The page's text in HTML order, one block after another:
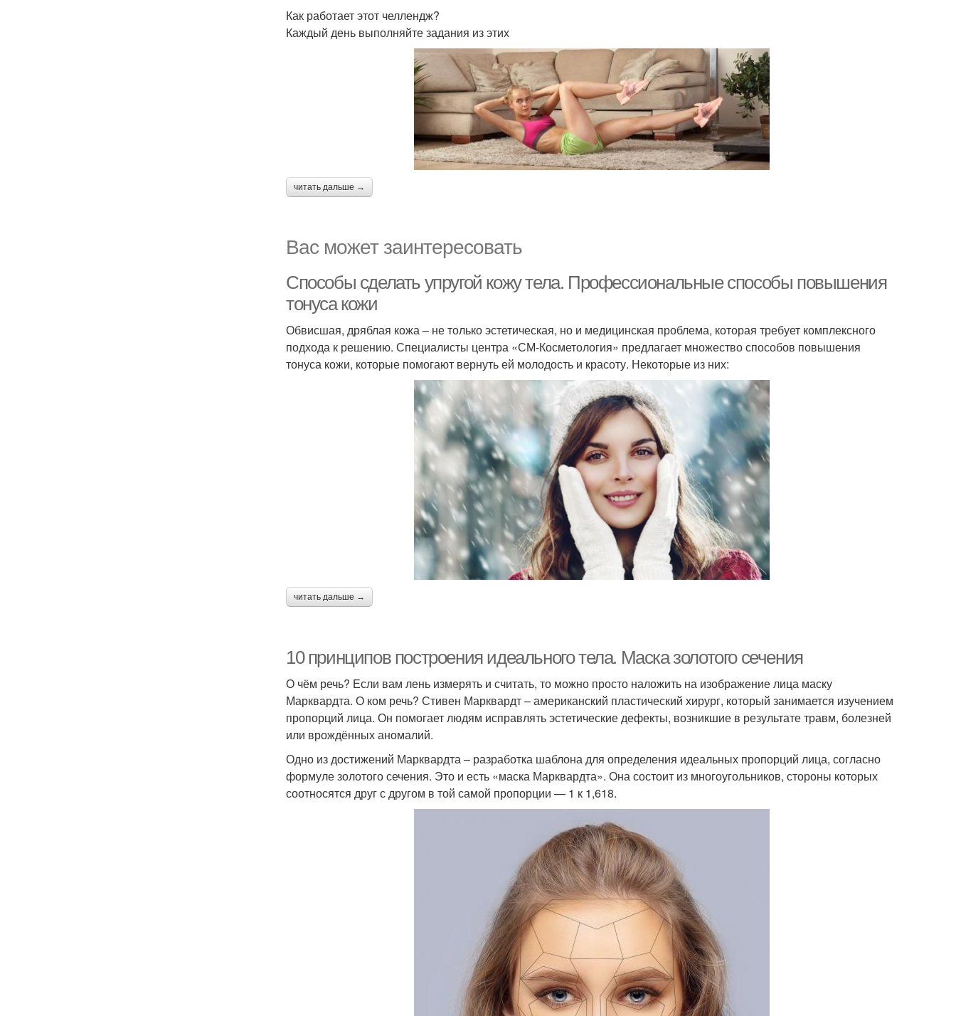
Как работает этот челлендж?
Каждый день выполняйте задания из этих
читать дальше →
Вас может заинтересовать
Способы сделать упругой кожу тела. Профессиональные способы повышения
тонуса кожи
Обвисшая, дряблая кожа – не только эстетическая, но и медицинская проблема, которая требует комплексного
подхода к решению. Специалисты центра «СМ-Косметология» предлагает множество способов повышения
тонуса кожи, которые помогают вернуть ей молодость и красоту. Некоторые из них:
читать дальше →
10 принципов построения идеального тела. Маска золотого сечения
О чём речь? Если вам лень измерять и считать, то можно просто наложить на изображение лица маску
Марквардта. О ком речь? Стивен Марквардт – американский пластический хирург, который занимается изучением
пропорций лица. Он помогает людям исправлять эстетические дефекты, возникшие в результате травм, болезней
или врождённых аномалий.
Одно из достижений Марквардта – разработка шаблона для определения идеальных пропорций лица, согласно
формуле золотого сечения. Это и есть «маска Марквардта». Она состоит из многоугольников, стороны которых
соотносятся друг с другом в той самой пропорции — 1 к 1,618.